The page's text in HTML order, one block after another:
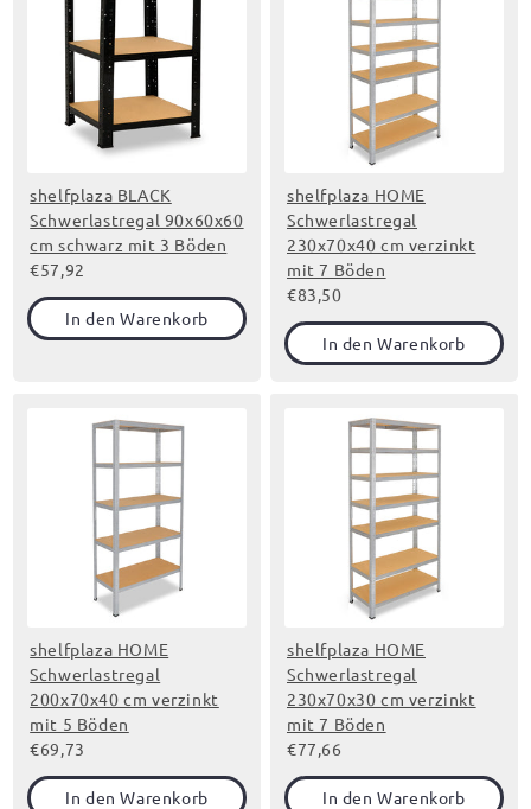
shelfplaza BLACK
Schwerlastregal 90x60x60
cm schwarz mit 3 Böden
€57,92
In den Warenkorb
shelfplaza HOME
Schwerlastregal
230x70x40 cm verzinkt
mit 7 Böden
€83,50
In den Warenkorb
shelfplaza HOME
Schwerlastregal
200x70x40 cm verzinkt
mit 5 Böden
€69,73
In den Warenkorb
shelfplaza HOME
Schwerlastregal
230x70x30 cm verzinkt
mit 7 Böden
€77,66
In den Warenkorb